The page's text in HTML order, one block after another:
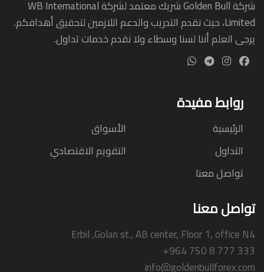
شركة Golden Bull شريك معتمد لشركة WB International
Limited، حيث نقدم التدريب والدعم اللازمين لتحقيق أهدافكم.
يرجى العلم أننا لسنا وسطاء ولا نقدم خدمات تداول.
روابط مفيدة
الرئيسية
الأسواق
التداول
التقويم الاقتصادي
تواصل معنا
تواصل معنا
Erbil ,Golan st., AB center, Floor 1, office N4
+964 750 8 777 333
info@goldenbullforex.com